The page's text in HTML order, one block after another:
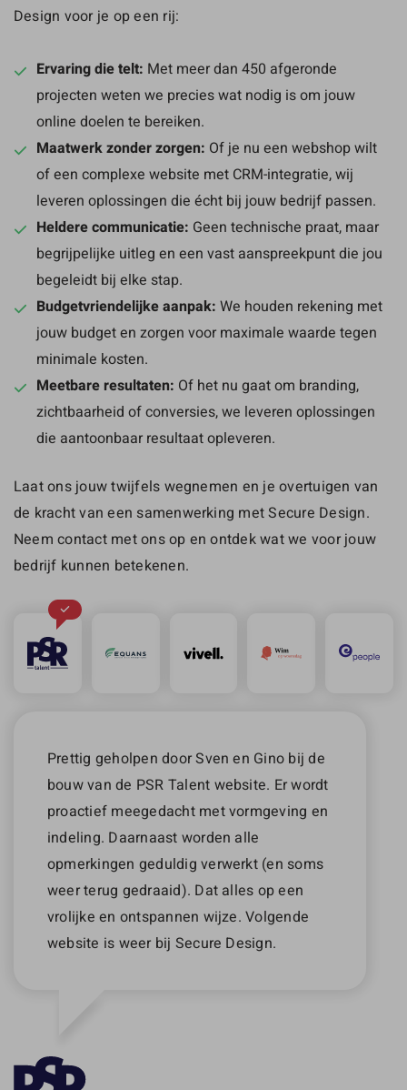
Design voor je op een rij:
Ervaring die telt: Met meer dan 450 afgeronde
projecten weten we precies wat nodig is om jouw
online doelen te bereiken.
Maatwerk zonder zorgen: Of je nu een webshop wilt
of een complexe website met CRM-integratie, wij
leveren oplossingen die écht bij jouw bedrijf passen.
Heldere communicatie: Geen technische praat, maar
begrijpelijke uitleg en een vast aanspreekpunt die jou
begeleidt bij elke stap.
Budgetvriendelijke aanpak: We houden rekening met
jouw budget en zorgen voor maximale waarde tegen
minimale kosten.
Meetbare resultaten: Of het nu gaat om branding,
zichtbaarheid of conversies, we leveren oplossingen
die aantoonbaar resultaat opleveren.
Laat ons jouw twijfels wegnemen en je overtuigen van
de kracht van een samenwerking met Secure Design.
Neem contact met ons op en ontdek wat we voor jouw
bedrijf kunnen betekenen.
Prettig geholpen door Sven en Gino bij de
bouw van de PSR Talent website. Er wordt
proactief meegedacht met vormgeving en
indeling. Daarnaast worden alle
opmerkingen geduldig verwerkt (en soms
weer terug gedraaid). Dat alles op een
vrolijke en ontspannen wijze. Volgende
website is weer bij Secure Design.